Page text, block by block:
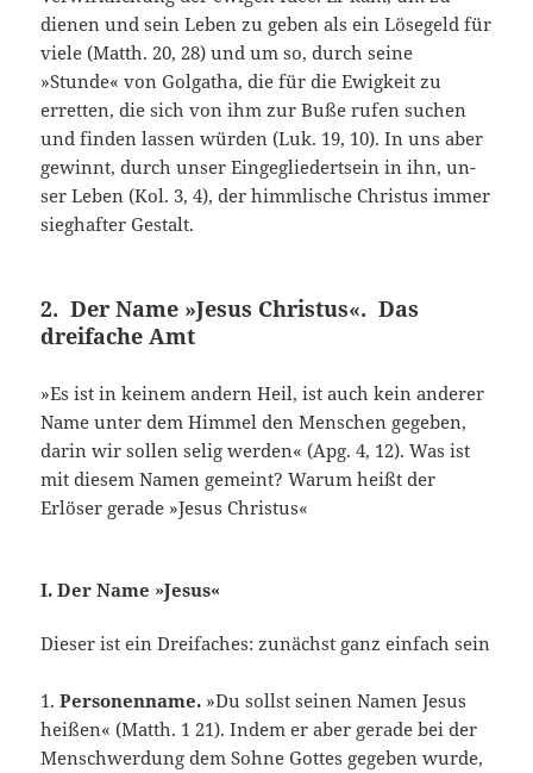
dienen und sein Leben zu geben als ein Lösegeld für
viele (Matth. 20, 28) und um so, durch seine
»Stunde« von Golgatha, die für die Ewigkeit zu
erretten, die sich von ihm zur Buße rufen suchen
und finden lassen würden (Luk. 19, 10). In uns aber
gewinnt, durch unser Eingegliedertsein in ihn, un­
ser Leben (Kol. 3, 4), der himmlische Christus immer
sieg­hafter Gestalt.
2. Der Name »Jesus Christus«. Das
dreifache Amt
»Es ist in keinem andern Heil, ist auch kein anderer
Name unter dem Himmel den Menschen gegeben,
darin wir sollen selig werden« (Apg. 4, 12). Was ist
mit diesem Namen ge­meint? Warum heißt der
Erlöser gerade »Jesus Christus«
I. Der Name »Jesus«
Dieser ist ein Dreifaches: zunächst ganz einfach sein
1.Personenname. »Du sollst seinen Namen Jesus
heißen« (Matth. 1 21). Indem er aber gerade bei der
Menschwerdung dem Sohne Gottes gegeben wurde,